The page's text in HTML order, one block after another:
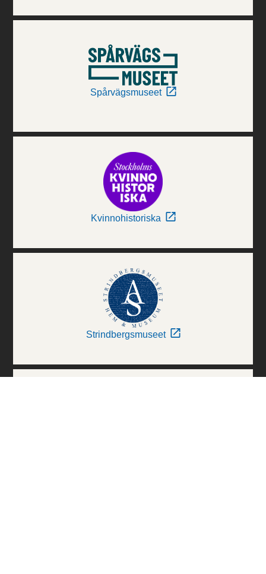
Spårvägsmuseet
Kvinnohistoriska
Strindbergsmuseet